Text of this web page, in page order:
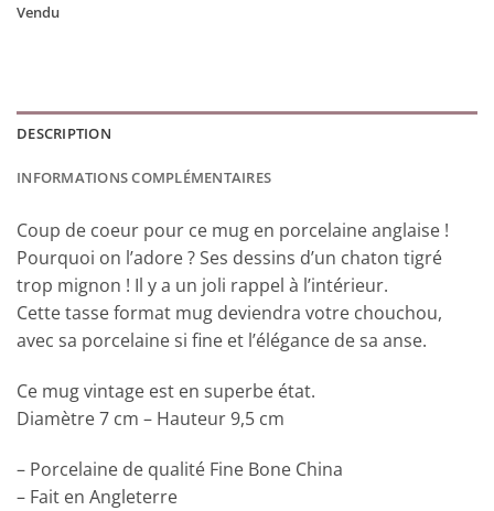
Vendu
DESCRIPTION
INFORMATIONS COMPLÉMENTAIRES
Coup de coeur pour ce mug en porcelaine anglaise !
Pourquoi on l’adore ? Ses dessins d’un chaton tigré
trop mignon ! Il y a un joli rappel à l’intérieur.
Cette tasse format mug deviendra votre chouchou,
avec sa porcelaine si fine et l’élégance de sa anse.
Ce mug vintage est en superbe état.
Diamètre 7 cm – Hauteur 9,5 cm
– Porcelaine de qualité Fine Bone China
– Fait en Angleterre